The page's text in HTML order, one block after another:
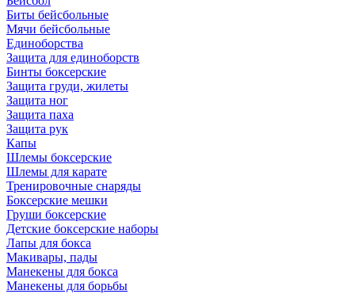
Биты бейсбольные
Мячи бейсбольные
Единоборства
Защита для единоборств
Бинты боксерские
Защита груди, жилеты
Защита ног
Защита паха
Защита рук
Капы
Шлемы боксерские
Шлемы для карате
Тренировочные снаряды
Боксерские мешки
Груши боксерские
Детские боксерские наборы
Лапы для бокса
Макивары, пады
Манекены для бокса
Манекены для борьбы